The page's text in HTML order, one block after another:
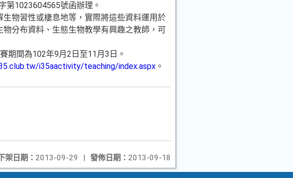
1023604565號函辦理。
物習性或棲息地等，實際將這些資料運用於
分布資料、生態生物教學有興趣之教師，可
期間為102年9月2日至11月3日。
i35aactivity/teaching/index.aspx 。
發佈日期： 2013-09-18
架日期： 2013-09-29 |